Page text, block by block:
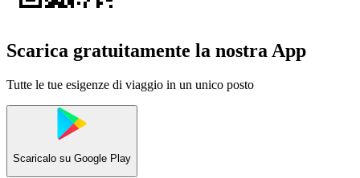
Scarica gratuitamente la nostra App
Tutte le tue esigenze di viaggio in un unico posto
Scaricalo su Google Play